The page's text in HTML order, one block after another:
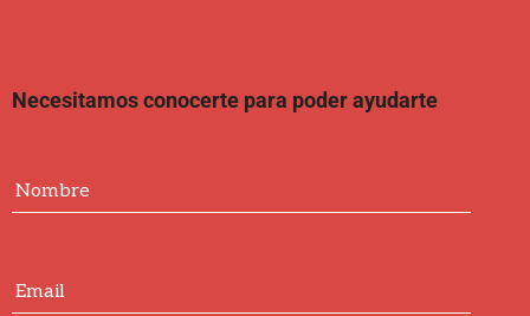
Necesitamos conocerte para poder ayudarte